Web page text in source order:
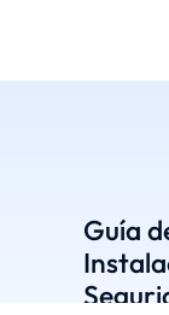
Guía